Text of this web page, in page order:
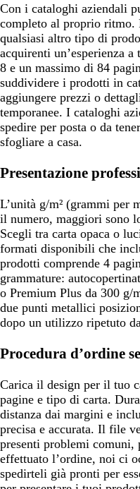
Con i cataloghi aziendali
completo al proprio ritmo.
qualsiasi altro tipo di
acquirenti un’esperienza
8 e un massimo di 84
suddividere i prodotti in
aggiungere prezzi o
temporanee. I cataloghi
spedire per posta o da
sfogliare a casa.
Presentazione
L’unità g/m² (grammi per
il numero, maggiori sono
Scegli tra carta opaca o
formati disponibili che
prodotti comprende 4
grammature:
o Premium Plus da 300 g/
due punti metallici
dopo un utilizzo ripetuto
Procedura d’ordine
Carica il design per il tuo
pagine e tipo di carta.
distanza dai margini e
precisa e accurata. Il file
presenti problemi comuni,
effettuato l’ordine, noi ci
spedirteli già pronti per